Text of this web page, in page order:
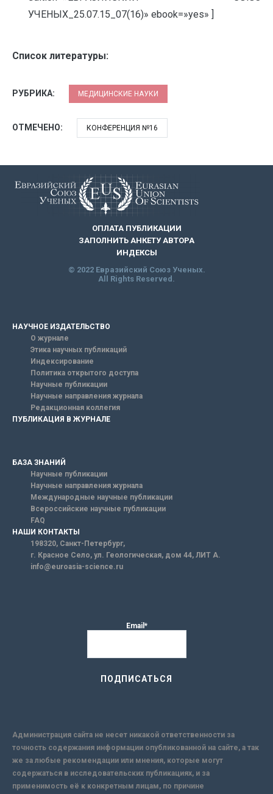
УЧЕНЫХ_25.07.15_07(16)» ebook=»yes» ]
Список литературы:
РУБРИКА: МЕДИЦИНСКИЕ НАУКИ
ОТМЕЧЕНО: КОНФЕРЕНЦИЯ №16
ОПЛАТА ПУБЛИКАЦИИ
ЗАПОЛНИТЬ АНКЕТУ АВТОРА
ИНДЕКСЫ
© 2022 Евразийский Союз Ученых.
All Rights Reserved.
НАУЧНОЕ ИЗДАТЕЛЬСТВО
О журнале
Этика научных публикаций
Индексирование
Политика открытого доступа
Научные публикации
Научные направления журнала
Редакционная коллегия
ПУБЛИКАЦИЯ В ЖУРНАЛЕ
БАЗА ЗНАНИЙ
Научные публикации
Научные направления журнала
Международные научные публикации
Всероссийские научные публикации
FAQ
НАШИ КОНТАКТЫ
198320, Санкт-Петербург,
г. Красное Село, ул. Геологическая, дом 44, ЛИТ А.
info@euroasia-science.ru
Email*
Администрация сайта не несет никакой ответственности за
точность содержания информации опубликованной на сайте, а так
же за любые рекомендации или мнения, которые могут
содержаться в исследовательских публикациях, и за
применимость её к конкретным лицам, по причине